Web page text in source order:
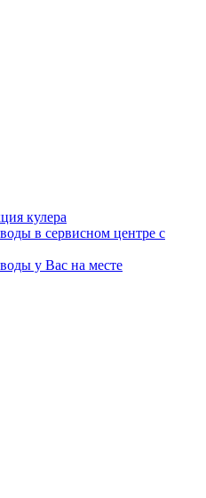
кулера
в сервисном центре с
у Вас на месте